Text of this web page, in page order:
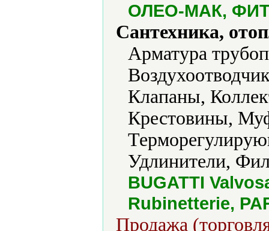
ОЛЕО-МАК,
Сантехника,
Арматура
Клапаны,
Крестовины,
Удлинители,
BUGATTI
Rubinetterie,
Продажа